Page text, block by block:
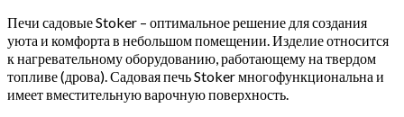
Печи садовые Stoker – оптимальное решение для создания
уюта и комфорта в небольшом помещении. Изделие относится
к нагревательному оборудованию, работающему на твердом
топливе (дрова). Садовая печь Stoker многофункциональна и
имеет вместительную варочную поверхность.